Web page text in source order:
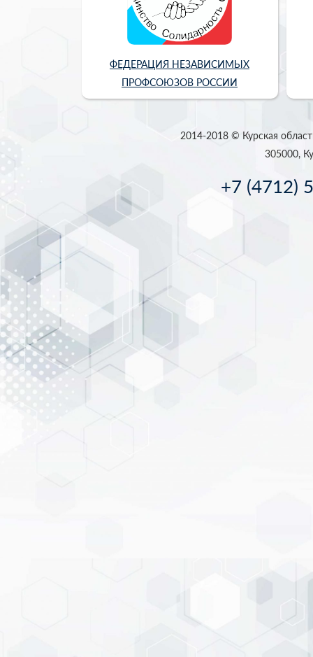
ФЕДЕРАЦИЯ НЕЗАВИСИМЫХ
ПРОФСОЮЗОВ РОССИИ
2014-2018 © Курская
305000,
+7 (4712)